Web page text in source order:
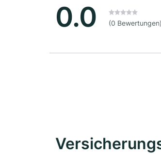
0.0 (0 Bewertungen)